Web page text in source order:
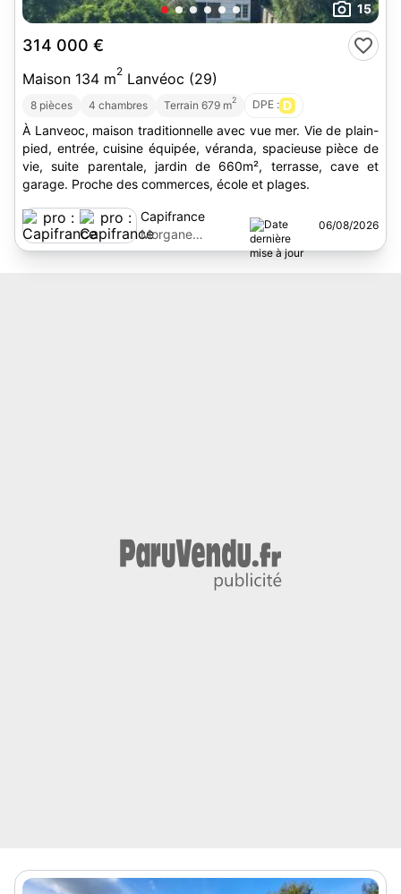
15
314 000 €
Maison 134 m2 Lanvéoc (29)
8 pièces 4 chambres Terrain 679 m2 DPE : D
À Lanveoc, maison traditionnelle avec vue mer. Vie de plain-
pied, entrée, cuisine équipée, véranda, spacieuse pièce de
vie, suite parentale, jardin de 660m², terrasse, cave et
garage. Proche des commerces, école et plages.
Capifrance
Morgane
Calmettes
06/08/2026